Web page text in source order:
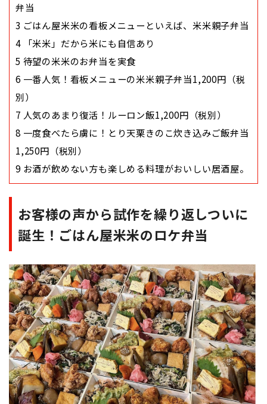
弁当
3 ごはん屋米米の看板メニューといえば、米米親子弁当
4「米米」だから米にも自信あり
5 待望の米米のお弁当を実食
6 一番人気！看板メニューの米米親子弁当1,200円（税
別）
7 人気のあまり復活！ルーロン飯1,200円（税別）
8 一度食べたら虜に！とり天栗きのこ炊き込みご飯弁当
1,250円（税別）
9お酒が飲めない方も楽しめる料理がおいしい居酒屋。
お客様の声から試作を繰り返しついに
誕生！ごはん屋米米のロケ弁当